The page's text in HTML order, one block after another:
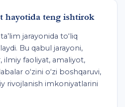
hayotida teng ishtirok
jarayonida to‘liq
Bu qabul jarayoni,
ilmiy faoliyat, amaliyot,
o‘zini o‘zi boshqaruvi,
rivojlanish imkoniyatlarini